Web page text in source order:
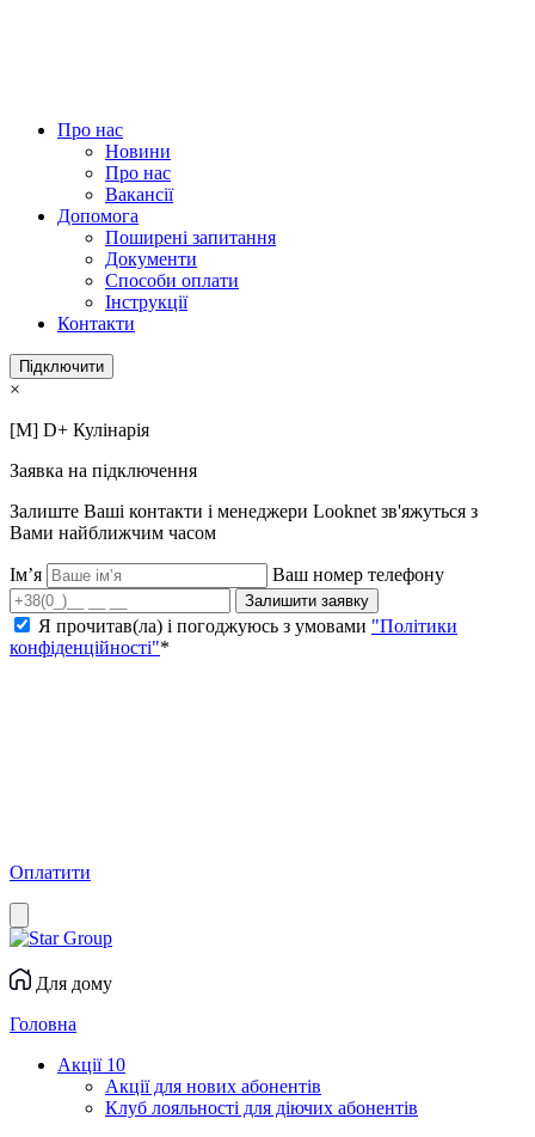
Про нас
Новини
Про нас
Вакансії
Допомога
Поширені запитання
Документи
Способи оплати
Інструкції
Контакти
Підключити
×
[M] D+ Кулінарія
Заявка на підключення
Залиште Ваші контакти і менеджери Looknet зв'яжуться з
Вами найближчим часом
Ім’я Ваш номер телефону
Залишити заявку
Я прочитав(ла) і погоджуюсь з умовами "Політики
конфіденційності"*
Оплатити
Для дому
Головна
Акції 10
Акції для нових абонентів
Клуб лояльності для діючих абонентів